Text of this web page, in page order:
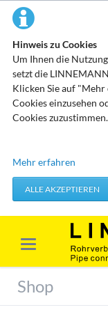
Hinweis zu Cookies
Um Ihnen die
setzt die
Klicken Sie auf "Mehr
Cookies einzusehen
Cookies zuzustimmen.
Technisch
werden verwendet
Festlegen Ihrer
Erforderliche
Marketing & Analyse
ausgewertet werden.
sogenannten
Mehr erfahren
ALLE AKZEPTIEREN
Shop